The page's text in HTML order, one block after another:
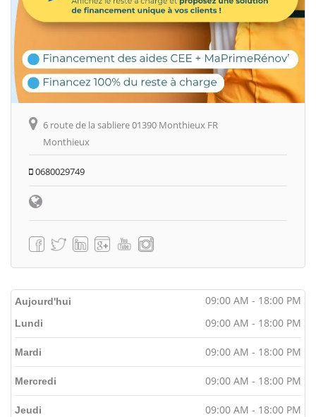
6 route de la sabliere 01390 Monthieux FR
Monthieux
0680029749
Aujourd'hui 09:00 AM - 18:00 PM
Lundi 09:00 AM - 18:00 PM
Mardi 09:00 AM - 18:00 PM
Mercredi 09:00 AM - 18:00 PM
Jeudi 09:00 AM - 18:00 PM